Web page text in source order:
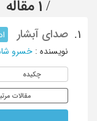
/ 1 مقاله
1. صدای آبشار
نویسنده : خسرو
چکیده
مقالات